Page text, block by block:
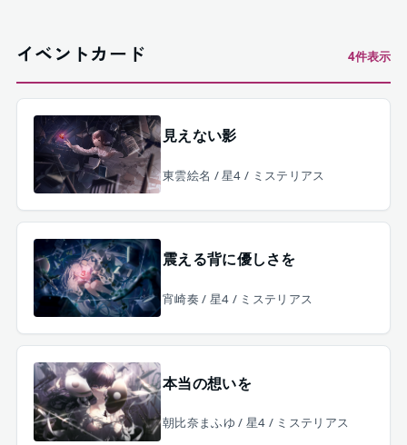
イベントカード 4件表示
見えない影
東雲絵名 / 星4 / ミステリアス
震える背に優しさを
宵崎奏 / 星4 / ミステリアス
本当の想いを
朝比奈まふゆ / 星4 / ミステリアス